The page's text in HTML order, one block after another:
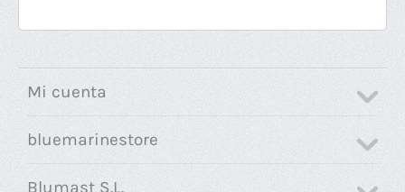
Mi cuenta
bluemarinestore
Blumast S.L.